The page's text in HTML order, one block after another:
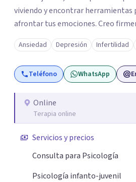
viviendo y encontrar herramientas
afrontar tus emociones. Creo
psicológica no significa tener todas
permitirse contar con un espacio
comprender lo que sucede y
formas de afrontar aquello que nos
Ansiedad Depresión Infertilidad
Teléfono WhatsApp
Online
Terapia online
Servicios y precios
Consulta para Psicología
Psicología infanto-juvenil